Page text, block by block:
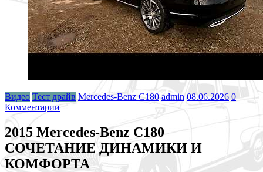
Видео Тест драйв Mercedes-Benz C180 admin 08.06.2026 0
Комментарии
2015 Mercedes-Benz C180
СОЧЕТАНИЕ ДИНАМИКИ И
КОМФОРТА